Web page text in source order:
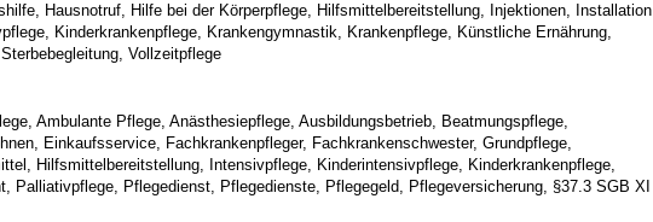
Hausnotruf, Hilfe bei der Körperpflege, Hilfsmittelbereitstellung, Injektionen, Installation
Kinderkrankenpflege, Krankengymnastik, Krankenpflege, Künstliche Ernährung,
Vollzeitpflege
Ambulante Pflege, Anästhesiepflege, Ausbildungsbetrieb, Beatmungspflege,
Einkaufsservice, Fachkrankenpfleger, Fachkrankenschwester, Grundpflege,
Hilfsmittelbereitstellung, Intensivpflege, Kinderintensivpflege, Kinderkrankenpflege,
Palliativpflege, Pflegedienst, Pflegedienste, Pflegegeld, Pflegeversicherung, §37.3 SGB XI